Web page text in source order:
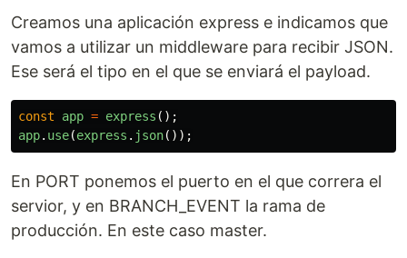
Creamos una aplicación express e indicamos que
vamos a utilizar un middleware para recibir JSON.
Ese será el tipo en el que se enviará el payload.
const app = express ();
app. use(express . json());
En PORT ponemos el puerto en el que correra el
servior, y en BRANCH_EVENT la rama de
producción. En este caso master.